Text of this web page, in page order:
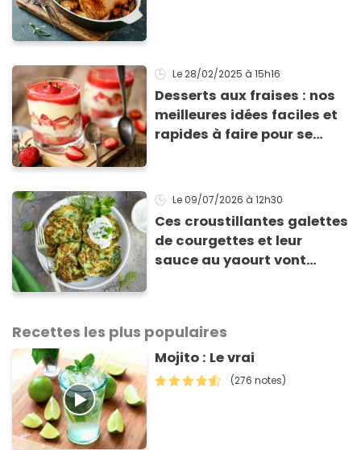
Le 28/02/2025 à 15h16
Desserts aux fraises : nos
meilleures idées faciles et
rapides à faire pour se
Le 09/07/2026 à 12h30
Ces croustillantes galettes
de courgettes et leur
sauce au yaourt vont
Recettes les plus populaires
Mojito : Le vrai
(276 notes)